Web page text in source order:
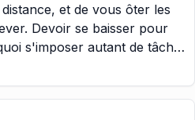
et de vous ôter les
Devoir se baisser pour
s'imposer autant de tâches
électroniquement,
: appuyer sur la touche de